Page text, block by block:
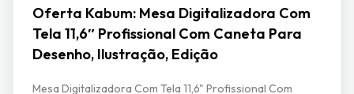
Oferta Kabum: Mesa Digitalizadora Com
Tela 11,6″ Profissional Com Caneta Para
Desenho, Ilustração, Edição
Mesa Digitalizadora Com Tela 11,6" Profissional Com